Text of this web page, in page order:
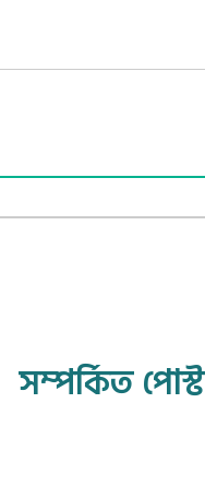
সম্পর্কিত পোস্ট